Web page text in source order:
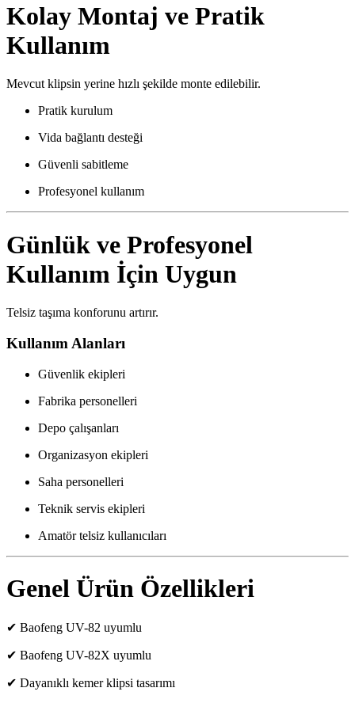
Kolay Montaj ve Pratik
Kullanım
Mevcut klipsin yerine hızlı şekilde monte edilebilir.
Pratik kurulum
Vida bağlantı desteği
Güvenli sabitleme
Profesyonel kullanım
Günlük ve Profesyonel
Kullanım İçin Uygun
Telsiz taşıma konforunu artırır.
Kullanım Alanları
Güvenlik ekipleri
Fabrika personelleri
Depo çalışanları
Organizasyon ekipleri
Saha personelleri
Teknik servis ekipleri
Amatör telsiz kullanıcıları
Genel Ürün Özellikleri
✔ Baofeng UV-82 uyumlu
✔ Baofeng UV-82X uyumlu
✔ Dayanıklı kemer klipsi tasarımı